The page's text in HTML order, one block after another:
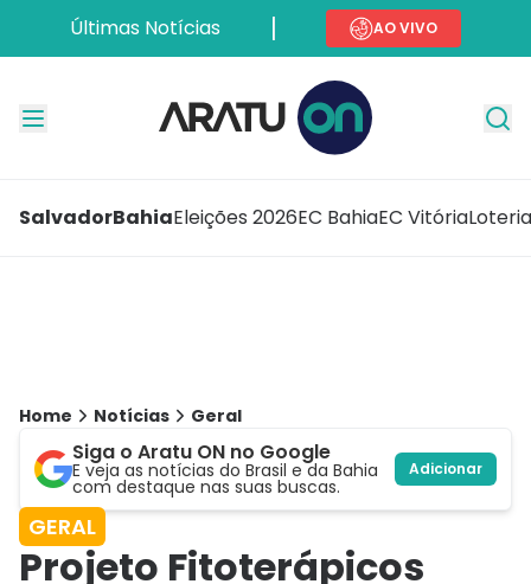
Últimas Notícias AO VIVO
SalvadorBahiaEleições 2026EC BahiaEC Vitória
Home Notícias Geral
Siga o Aratu ON no Google
E veja as notícias do Brasil e da Bahia
com destaque nas suas buscas.
Adicionar
GERAL
Projeto Fitoterápicos